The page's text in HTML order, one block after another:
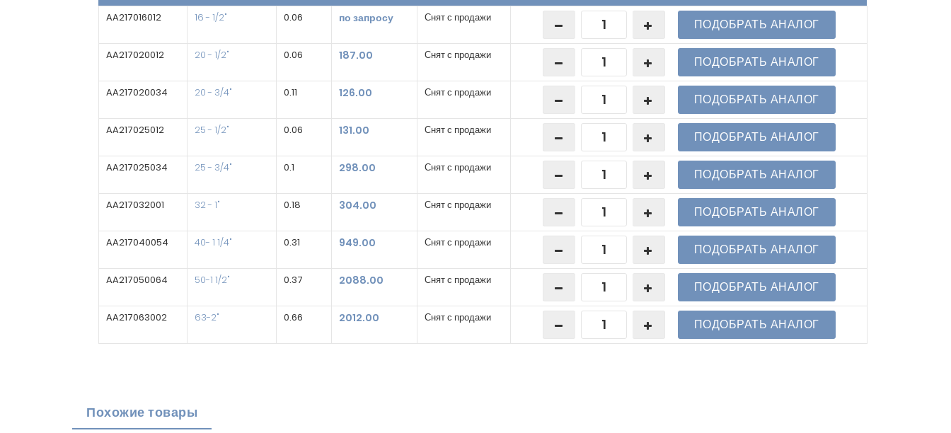
AA217016012 16 - 1/2" 0.06 по запросу Снят с продажи ПОДОБРАТЬ АНАЛОГ
AA217020012 20 - 1/2" 0.06 187.00 Снят с продажи ПОДОБРАТЬ АНАЛОГ
AA217020034 20 - 3/4" 0.11 126.00 Снят с продажи ПОДОБРАТЬ АНАЛОГ
AA217025012 25 - 1/2" 0.06 131.00 Снят с продажи ПОДОБРАТЬ АНАЛОГ
AA217025034 25 - 3/4" 0.1 298.00 Снят с продажи ПОДОБРАТЬ АНАЛОГ
AA217032001 32 - 1" 0.18 304.00 Снят с продажи ПОДОБРАТЬ АНАЛОГ
AA217040054 40- 1 1/4" 0.31 949.00 Снят с продажи ПОДОБРАТЬ АНАЛОГ
AA217050064 50-1 1/2" 0.37 2088.00 Снят с продажи ПОДОБРАТЬ АНАЛОГ
AA217063002 63-2" 0.66 2012.00 Снят с продажи ПОДОБРАТЬ АНАЛОГ
Похожие товары